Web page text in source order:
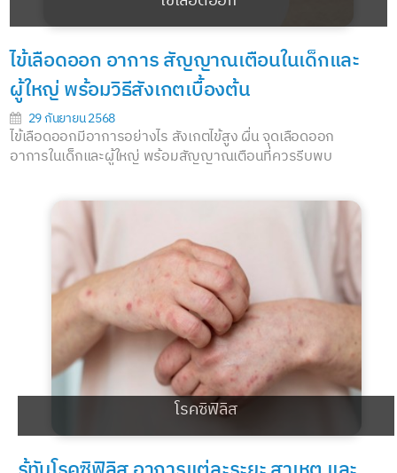
ไข้เลือดออก อาการ สัญญาณเตือนในเด็กและ
ผู้ใหญ่ พร้อมวิธีสังเกตเบื้องต้น
29 กันยายน 2568
ไข้เลือดออกมีอาการอย่างไร สังเกตไข้สูง ผื่น จุดเลือดออก
อาการในเด็กและผู้ใหญ่ พร้อมสัญญาณเตือนที่ควรรีบพบ
โรคซิฟิลิส